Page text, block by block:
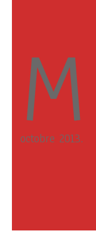
M
octobre 2013.